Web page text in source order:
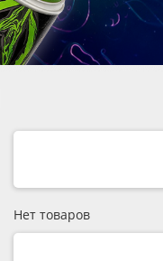
Нет товаров